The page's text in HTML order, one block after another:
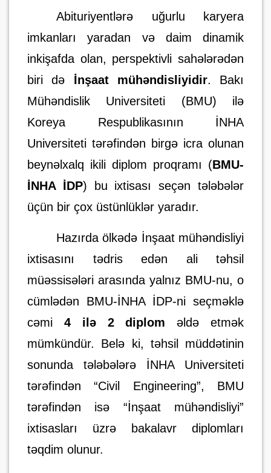
Abituriyentlərə uğurlu karyera
imkanları yaradan və daim dinamik
inkişafda olan, perspektivli sahələrədən
biri də İnşaat mühəndisliyidir. Bakı
Mühəndislik Universiteti (BMU) ilə
Koreya Respublikasının İNHA
Universiteti tərəfindən birgə icra olunan
beynəlxalq ikili diplom proqramı (BMU-
İNHA İDP) bu ixtisası seçən tələbələr
üçün bir çox üstünlüklər yaradır.
Hazırda ölkədə İnşaat mühəndisliyi
ixtisasını tədris edən ali təhsil
müəssisələri arasında yalnız BMU-nu, o
cümlədən BMU-İNHA İDP-ni seçməklə
cəmi 4 ilə 2 diplom əldə etmək
mümkündür. Belə ki, təhsil müddətinin
sonunda tələbələrə İNHA Universiteti
tərəfindən “Civil Engineering”, BMU
tərəfindən isə “İnşaat mühəndisliyi”
ixtisasları üzrə bakalavr diplomları
təqdim olunur.